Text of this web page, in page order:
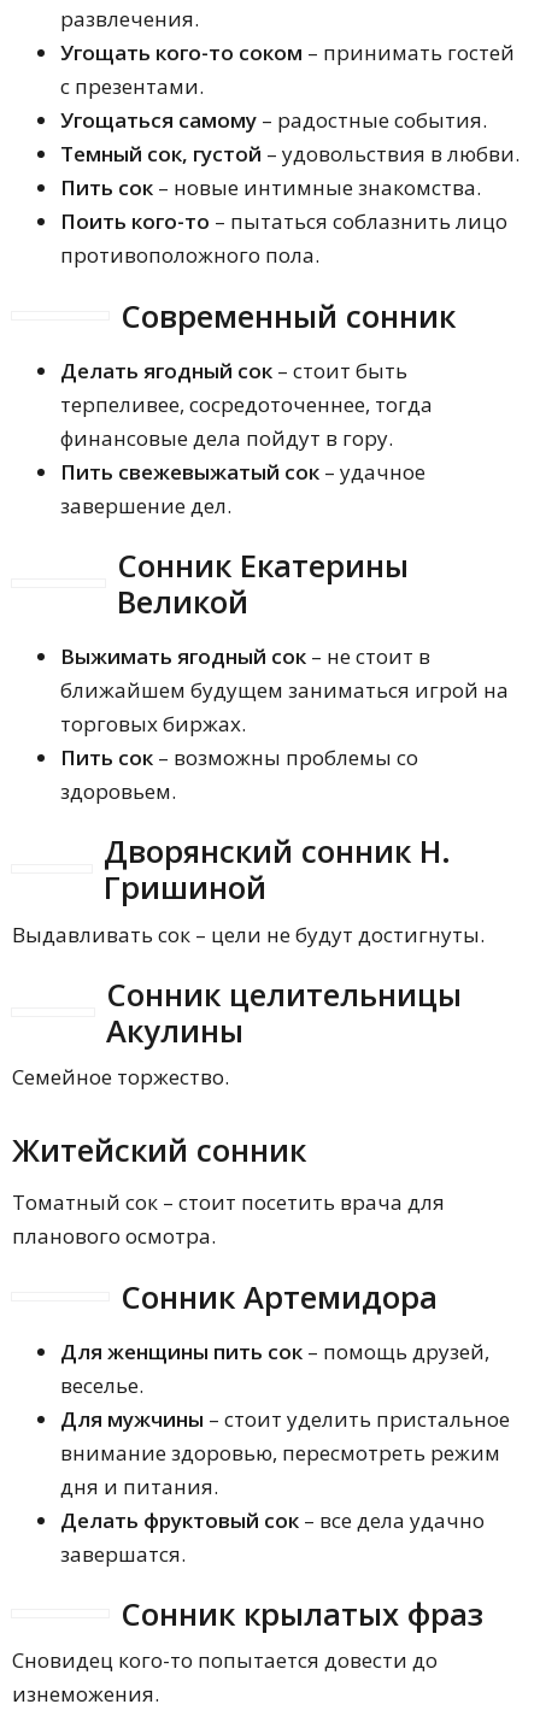
развлечения.
Угощать кого-то соком – принимать гостей
с презентами.
Угощаться самому – радостные события.
Темный сок, густой – удовольствия в любви.
Пить сок – новые интимные знакомства.
Поить кого-то – пытаться соблазнить лицо
противоположного пола.
Современный сонник
Делать ягодный сок – стоит быть
терпеливее, сосредоточеннее, тогда
финансовые дела пойдут в гору.
Пить свежевыжатый сок – удачное
завершение дел.
Сонник Екатерины
Великой
Выжимать ягодный сок – не стоит в
ближайшем будущем заниматься игрой на
торговых биржах.
Пить сок – возможны проблемы со
здоровьем.
Дворянский сонник Н.
Гришиной
Выдавливать сок – цели не будут достигнуты.
Сонник целительницы
Акулины
Семейное торжество.
Житейский сонник
Томатный сок – стоит посетить врача для
планового осмотра.
Сонник Артемидора
Для женщины пить сок – помощь друзей,
веселье.
Для мужчины – стоит уделить пристальное
внимание здоровью, пересмотреть режим
дня и питания.
Делать фруктовый сок – все дела удачно
завершатся.
Сонник крылатых фраз
Сновидец кого-то попытается довести до
изнеможения.